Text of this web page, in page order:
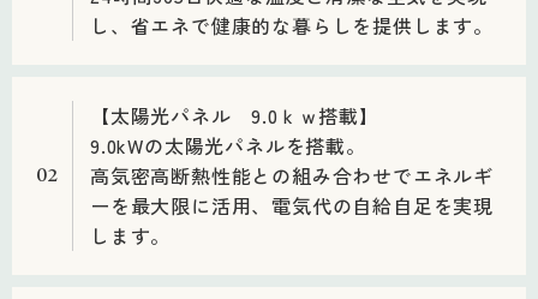
し、省エネで健康的な暮らしを提供します。
02
【太陽光パネル 9.0ｋｗ搭載】
9.0kWの太陽光パネルを搭載。
高気密高断熱性能との組み合わせでエネルギ
ーを最大限に活用、電気代の自給自足を実現
します。